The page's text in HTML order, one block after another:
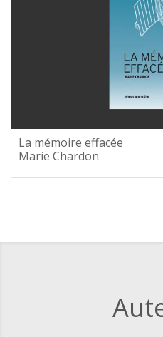
La mémoire effacée
Marie Chardon